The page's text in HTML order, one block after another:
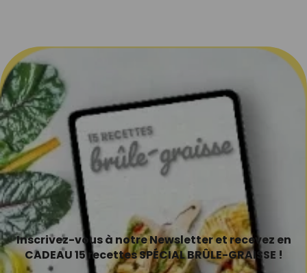
Inscrivez-vous à notre Newsletter et recevez en
CADEAU 15 recettes SPÉCIAL BRÛLE-GRAISSE !